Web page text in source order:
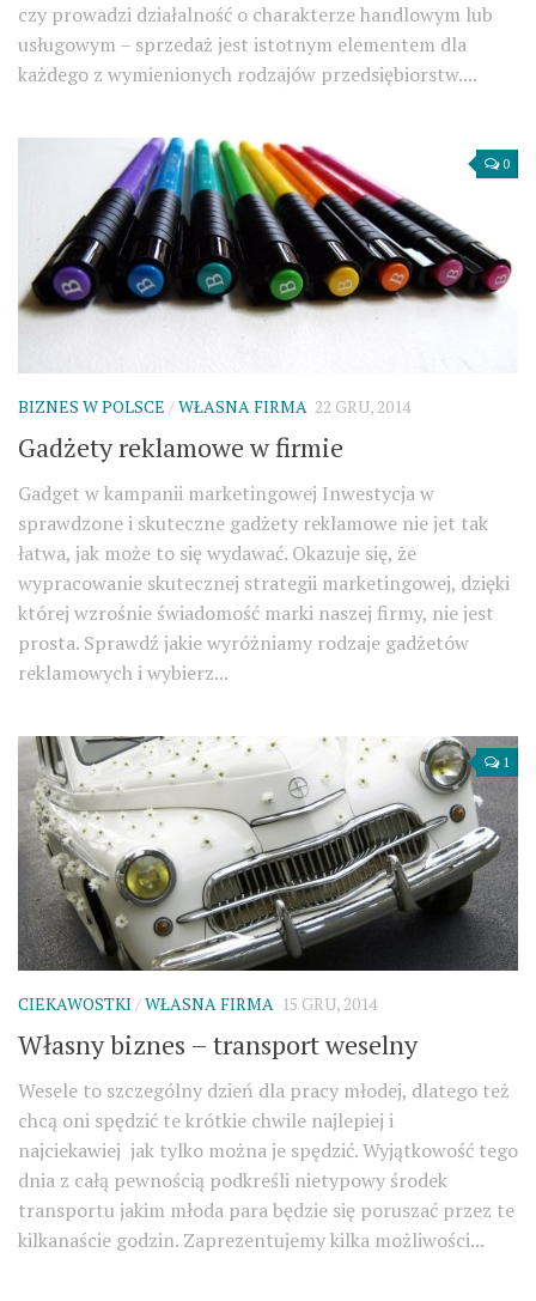
czy prowadzi działalność o charakterze handlowym lub
usługowym – sprzedaż jest istotnym elementem dla
każdego z wymienionych rodzajów przedsiębiorstw....
0
BIZNES W POLSCE /WŁASNA FIRMA 22 GRU, 2014
Gadżety reklamowe w firmie
Gadget w kampanii marketingowej Inwestycja w
sprawdzone i skuteczne gadżety reklamowe nie jet tak
łatwa, jak może to się wydawać. Okazuje się, że
wypracowanie skutecznej strategii marketingowej, dzięki
której wzrośnie świadomość marki naszej firmy, nie jest
prosta. Sprawdź jakie wyróżniamy rodzaje gadżetów
reklamowych i wybierz...
1
CIEKAWOSTKI /WŁASNA FIRMA 15 GRU, 2014
Własny biznes – transport weselny
Wesele to szczególny dzień dla pracy młodej, dlatego też
chcą oni spędzić te krótkie chwile najlepiej i
najciekawiej jak tylko można je spędzić. Wyjątkowość tego
dnia z całą pewnością podkreśli nietypowy środek
transportu jakim młoda para będzie się poruszać przez te
kilkanaście godzin. Zaprezentujemy kilka możliwości...